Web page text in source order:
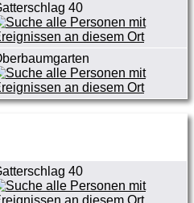
40
40